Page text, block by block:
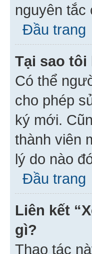
nguyên tắc
Đầu trang
Tại sao
Có thể
cho phép
ký mới.
thành viên
lý do nào
Đầu trang
Liên kết
gì?
Thao tác